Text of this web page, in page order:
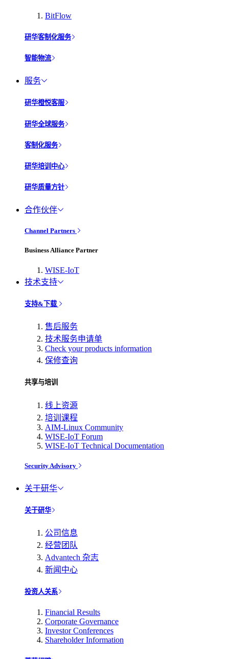
BitFlow
研华客制化服务
智能物流
服务
研华橙悦客服
研华全球服务
客制化服务
研华培训中心
研华质量方针
合作伙伴
Channel Partners
Business Alliance Partner
WISE-IoT
技术支持
支持&下载
售后服务
技术服务申请单
Check your products information
保修查询
共享与培训
线上资源
培训课程
AIM-Linux Community
WISE-IoT Forum
WISE-IoT Technical Documentation
Security Advisory
关于研华
关于研华
公司信息
经营团队
Advantech 杂志
新闻中心
投资人关系
Financial Results
Corporate Governance
Investor Conferences
Shareholder Information